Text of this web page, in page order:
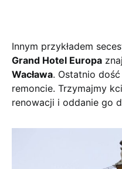
Innym przykładem
Grand Hotel Europa
Wacława. Ostatnio
remoncie. Trzymajmy
renowacji i oddanie go